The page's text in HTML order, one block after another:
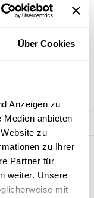
Über Cookies
Anzeigen zu
Medien anbieten
zu
zu Ihrer
Partner für
weiter. Unsere
mit